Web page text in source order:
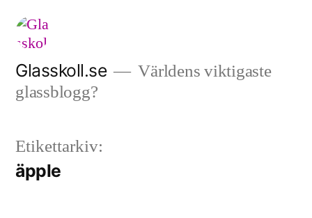
Hoppa
innehåll
Glasskoll.se
Världens viktigaste
glassblogg?
Etikettarkiv:
äpple